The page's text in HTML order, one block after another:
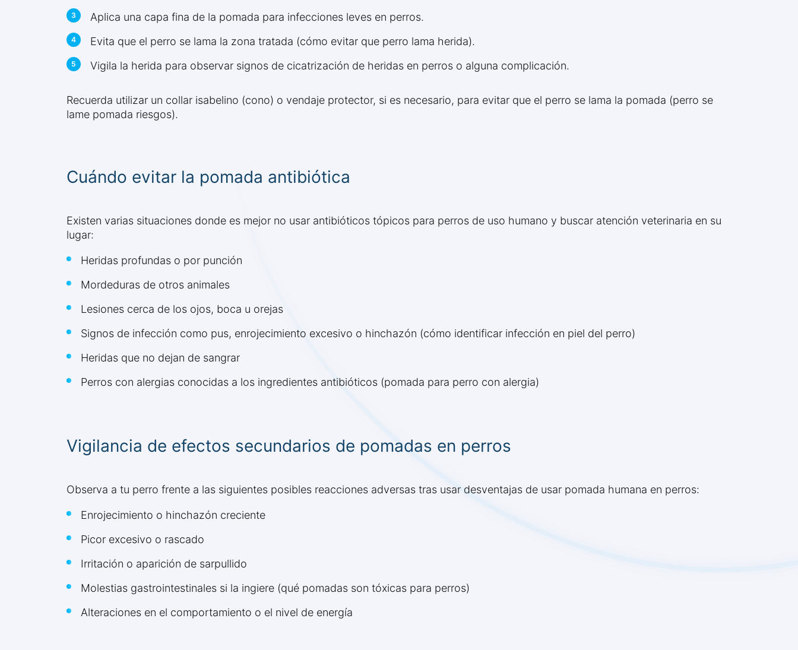
Aplica una capa fina de la pomada para infecciones leves en perros.
Evita que el perro se lama la zona tratada (cómo evitar que perro lama herida).
Vigila la herida para observar signos de cicatrización de heridas en perros o alguna complicación.
Recuerda utilizar un collar isabelino (cono) o vendaje protector, si es necesario, para evitar que el perro se lama la pomada (perro se
lame pomada riesgos).
Cuándo evitar la pomada antibiótica
Existen varias situaciones donde es mejor no usar antibióticos tópicos para perros de uso humano y buscar atención veterinaria en su
lugar:
Heridas profundas o por punción
Mordeduras de otros animales
Lesiones cerca de los ojos, boca u orejas
Signos de infección como pus, enrojecimiento excesivo o hinchazón (cómo identificar infección en piel del perro)
Heridas que no dejan de sangrar
Perros con alergias conocidas a los ingredientes antibióticos (pomada para perro con alergia)
Vigilancia de efectos secundarios de pomadas en perros
Observa a tu perro frente a las siguientes posibles reacciones adversas tras usar desventajas de usar pomada humana en perros:
Enrojecimiento o hinchazón creciente
Picor excesivo o rascado
Irritación o aparición de sarpullido
Molestias gastrointestinales si la ingiere (qué pomadas son tóxicas para perros)
Alteraciones en el comportamiento o el nivel de energía